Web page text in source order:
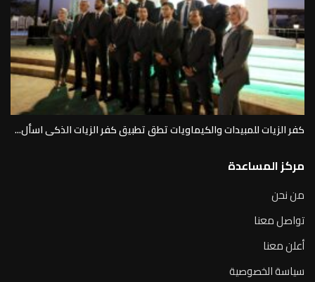
كفر الزيات للمبيدات والكيماويات تطق تطبيق كفر الزيات الذكى اسأل...
مركز المساعدة
من نحن
تواصل معنا
أعلن معنا
سياسة الخصوصية